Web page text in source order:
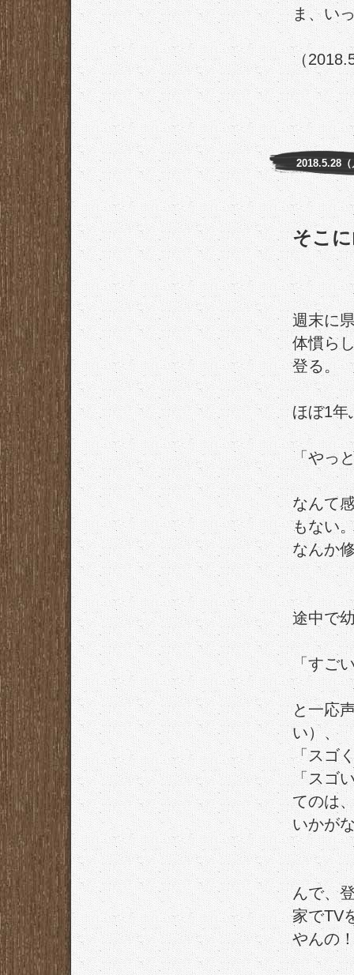
ま、い
（
2018.5.28（
そこ
週末に
体慣ら
登る。
ほぼ1
「やっ
なんて
もない
なんか
途中で
「すご
と一応
い）、
「スゴ
「スゴ
てのは
いかが
んで、
家でTV
やんの